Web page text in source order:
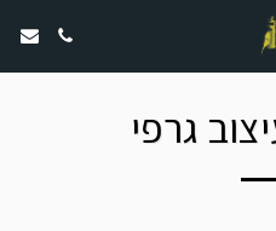
גרפי